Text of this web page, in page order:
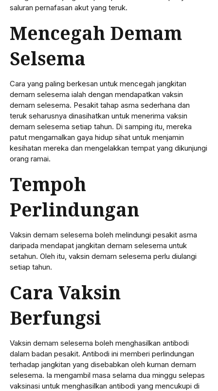
saluran pernafasan akut yang teruk.
Mencegah Demam
Selsema
Cara yang paling berkesan untuk mencegah jangkitan
demam selesema ialah dengan mendapatkan vaksin
demam selesema. Pesakit tahap asma sederhana dan
teruk seharusnya dinasihatkan untuk menerima vaksin
demam selesema setiap tahun. Di samping itu, mereka
patut mengamalkan gaya hidup sihat untuk menjamin
kesihatan mereka dan mengelakkan tempat yang dikunjungi
orang ramai.
Tempoh
Perlindungan
Vaksin demam selesema boleh melindungi pesakit asma
daripada mendapat jangkitan demam selesema untuk
setahun. Oleh itu, vaksin demam selesema perlu diulangi
setiap tahun.
Cara Vaksin
Berfungsi
Vaksin demam selesema boleh menghasilkan antibodi
dalam badan pesakit. Antibodi ini memberi perlindungan
terhadap jangkitan yang disebabkan oleh kuman demam
selesema. Ia mengambil masa selama dua minggu selepas
vaksinasi untuk menghasilkan antibodi yang mencukupi di